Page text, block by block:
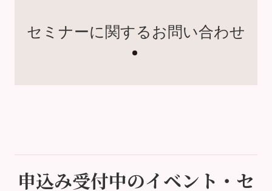
セミナーに関するお問い合わせ
申込み受付中のイベント・セ